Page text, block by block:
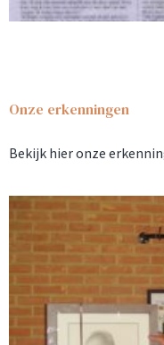
Onze erkenningen
Bekijk hier onze